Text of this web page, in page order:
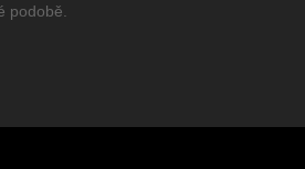
podobě.